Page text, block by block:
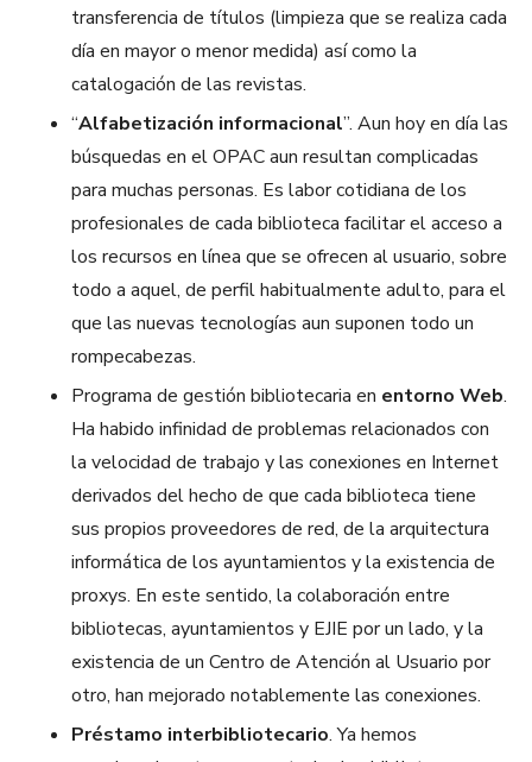
transferencia de títulos (limpieza que se realiza cada
día en mayor o menor medida) así como la
catalogación de las revistas.
“Alfabetización informacional”. Aun hoy en día las
búsquedas en el OPAC aun resultan complicadas
para muchas personas. Es labor cotidiana de los
profesionales de cada biblioteca facilitar el acceso a
los recursos en línea que se ofrecen al usuario, sobre
todo a aquel, de perfil habitualmente adulto, para el
que las nuevas tecnologías aun suponen todo un
rompecabezas.
Programa de gestión bibliotecaria en entorno Web.
Ha habido infinidad de problemas relacionados con
la velocidad de trabajo y las conexiones en Internet
derivados del hecho de que cada biblioteca tiene
sus propios proveedores de red, de la arquitectura
informática de los ayuntamientos y la existencia de
proxys. En este sentido, la colaboración entre
bibliotecas, ayuntamientos y EJIE por un lado, y la
existencia de un Centro de Atención al Usuario por
otro, han mejorado notablemente las conexiones.
Préstamo interbibliotecario. Ya hemos